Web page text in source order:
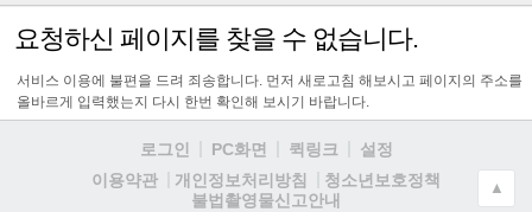
기
요청하신 페이지를 찾을 수 없습니다.
서비스 이용에 불편을 드려 죄송합니다. 먼저 새로고침 해보시고 페이지의 주소를
올바르게 입력했는지 다시 한번 확인해 보시기 바랍니다.
로그인 PC화면 퀵링크
설정
이용약관
개인정보처리방침
청소년보호정책
불법촬영물신고안내
▲